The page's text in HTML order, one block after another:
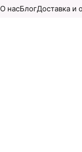
О насБлогДоставка и